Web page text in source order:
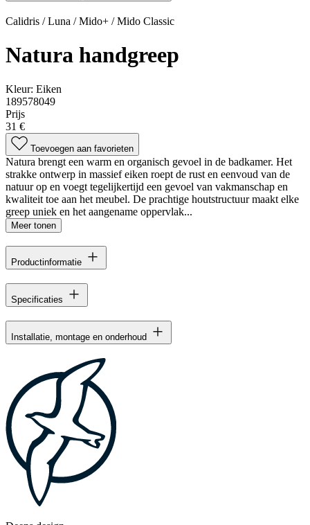
Calidris / Luna / Mido+ / Mido Classic
Natura handgreep
Kleur: Eiken
189578049
Prijs
31 €
Toevoegen aan favorieten
Natura brengt een warm en organisch gevoel in de badkamer. Het
strakke ontwerp in massief eiken roept de rust en eenvoud van de
natuur op en voegt tegelijkertijd een gevoel van vakmanschap en
kwaliteit toe aan het meubel. De prachtige houtstructuur maakt elke
greep uniek en het aangename oppervlak...
Meer tonen
Productinformatie
Specificaties
Installatie, montage en onderhoud